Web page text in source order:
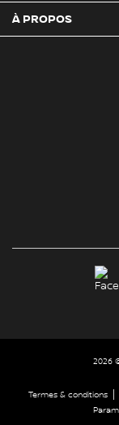
À PROPOS
2026
Termes & conditions|